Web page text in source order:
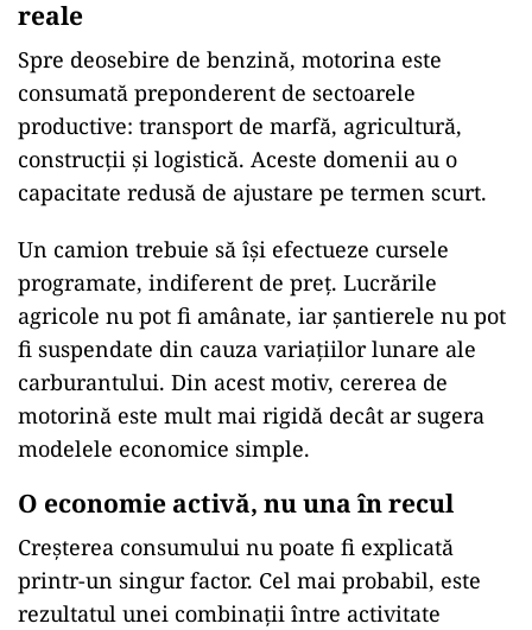
reale
Spre deosebire de benzină, motorina este
consumată preponderent de sectoarele
productive: transport de marfă, agricultură,
construcții și logistică. Aceste domenii au o
capacitate redusă de ajustare pe termen scurt.
Un camion trebuie să își efectueze cursele
programate, indiferent de preț. Lucrările
agricole nu pot fi amânate, iar șantierele nu pot
fi suspendate din cauza variațiilor lunare ale
carburantului. Din acest motiv, cererea de
motorină este mult mai rigidă decât ar sugera
modelele economice simple.
O economie activă, nu una în recul
Creșterea consumului nu poate fi explicată
printr-un singur factor. Cel mai probabil, este
rezultatul unei combinații între activitate